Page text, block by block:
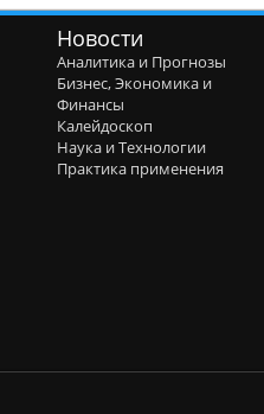
Новости
Аналитика и Прогнозы
Бизнес, Экономика и
Финансы
Калейдоскоп
Наука и Технологии
Практика применения